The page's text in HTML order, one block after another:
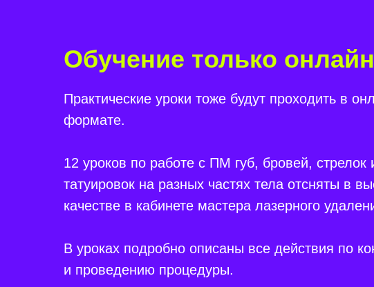
Обучение только
Практические уроки тоже будут проходить в
формате.
12 уроков по работе с ПМ губ, бровей, стрелок
татуировок на разных частях тела отсняты в
качестве в кабинете мастера лазерного
В уроках подробно описаны все действия по
и проведению процедуры.